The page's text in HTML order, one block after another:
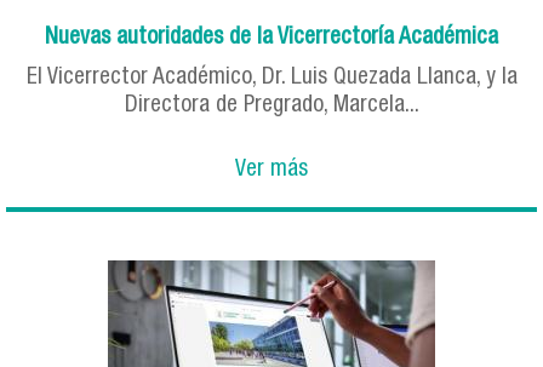
Nuevas autoridades de la Vicerrectoría Académica
El Vicerrector Académico, Dr. Luis Quezada Llanca, y la
Directora de Pregrado, Marcela...
Ver más